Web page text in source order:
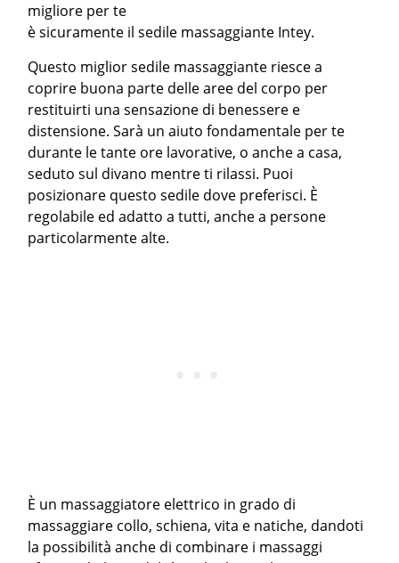
migliore per te
è sicuramente il sedile massaggiante Intey.
Questo miglior sedile massaggiante riesce a
coprire buona parte delle aree del corpo per
restituirti una sensazione di benessere e
distensione. Sarà un aiuto fondamentale per te
durante le tante ore lavorative, o anche a casa,
seduto sul divano mentre ti rilassi. Puoi
posizionare questo sedile dove preferisci. È
regolabile ed adatto a tutti, anche a persone
particolarmente alte.
È un massaggiatore elettrico in grado di
massaggiare collo, schiena, vita e natiche, dandoti
la possibilità anche di combinare i massaggi